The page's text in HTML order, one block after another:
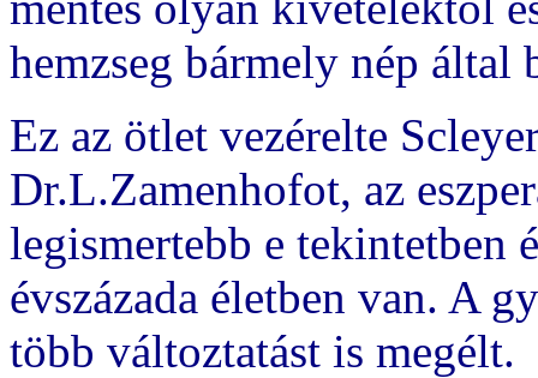
hemzseg bármely nép által
Ez az ötlet vezérelte
Dr.L.Zamenhofot, az
legismertebb e tekintetben
évszázada életben van. A
több változtatást is megélt.